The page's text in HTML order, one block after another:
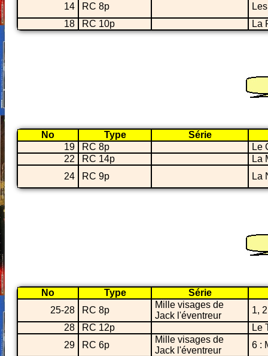
14
RC 8p
18
RC 10p La
No Type
Série
19
RC 8p
Le
22
RC 14p
La
24
RC 9p La
No Type
Série
25-28
RC 8p
Mille visages de
Jack l'éventreur
1,
28
RC 12p
Le
29
RC 6p
Mille visages de
Jack l'éventreur
6 :